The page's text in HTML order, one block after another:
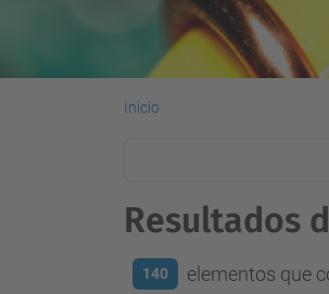
Inicio
Resultados
140 elementos que